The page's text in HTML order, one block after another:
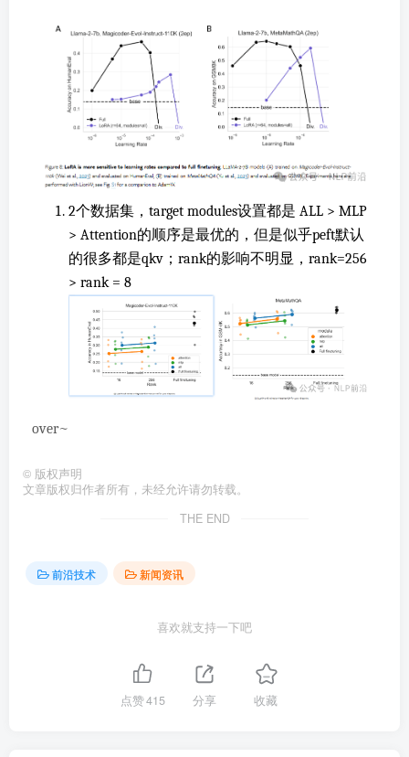
2个数据集，target modules设置都是 ALL > MLP
> Attention的顺序是最优的，但是似乎peft默认
的很多都是qkv；rank的影响不明显，rank=256
> rank = 8
over~
© 版权声明
文章版权归作者所有，未经允许请勿转载。
THE END
前沿技术 新闻资讯
喜欢就支持一下吧
点赞415 分享 收藏